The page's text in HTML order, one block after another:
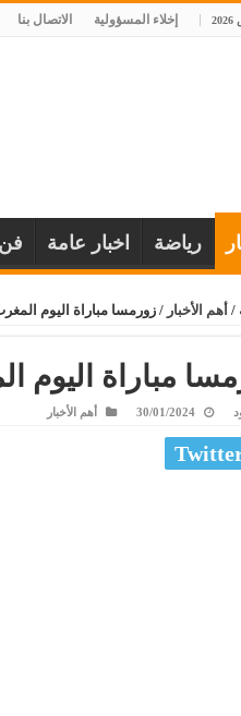
إخلاء المسؤولية الاتصال بنا
رياضة اخبار عامة فن
/ أهم الأخبار / زورمسا مباراة اليوم
مباراة اليوم
30/01/2024 أهم الأخبار